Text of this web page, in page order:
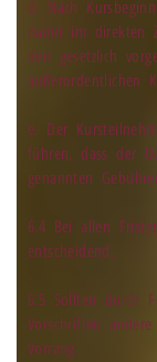
d. Nach
damit im direkten
den gesetzlich
außerordentlichen
e. Der
führen, dass der
genannten
6.4 Bei allen
entscheidend.
6.5 Sollten durch
Vorschriften
Vorrang.